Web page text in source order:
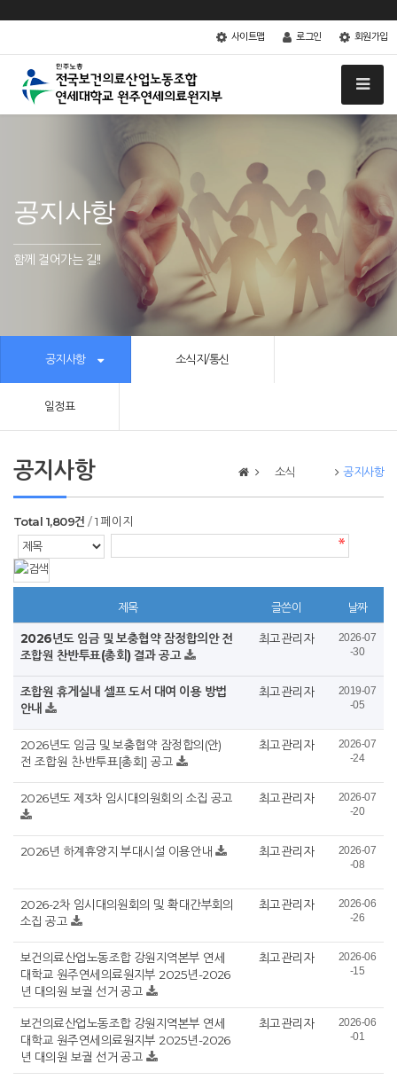
사이트맵 로그인 회원가입
공지사항
함께 걸어가는 길!!
공지사항 소식지/통신
일정표
공지사항 소식 공지사항
Total 1,809건 1 페이지
제목 글쓴이 날짜
2026년도 임금 및 보충협약 잠정합의안 전
조합원 찬반투표(총회) 결과 공고
최고관리자
2026-07
-30
조합원 휴게실내 셀프 도서 대여 이용 방법
안내
최고관리자
2019-07
-05
2026년도 임금 및 보충협약 잠정합의(안)
전 조합원 찬•반투표[총회] 공고
최고관리자
2026-07
-24
2026년도 제3차 임시대의원회의 소집 공고 최고관리자
2026-07
-20
2026년 하계휴양지 부대시설 이용안내 최고관리자
2026-07
-08
2026-2차 임시대의원회의 및 확대간부회의
소집 공고
최고관리자
2026-06
-26
보건의료산업노동조합 강원지역본부 연세
대학교 원주연세의료원지부 2025년-2026
년 대의원 보궐 선거 공고
최고관리자
2026-06
-15
보건의료산업노동조합 강원지역본부 연세
대학교 원주연세의료원지부 2025년-2026
년 대의원 보궐 선거 공고
최고관리자
2026-06
-01